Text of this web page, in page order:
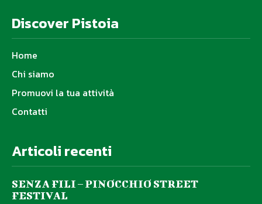
Discover Pistoia
Home
Chi siamo
Promuovi la tua attività
Contatti
Articoli recenti
SENZA FILI – PINOCCHIO STREET
FESTIVAL